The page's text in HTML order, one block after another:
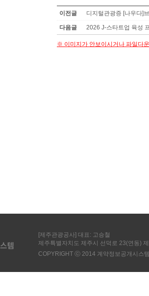
이전글 디지털관광증 [나우다]
다음글 2026 J-스타트업 육성
※ 이미지가 안보이시거나 파일다
[제주관광공사] 대표: 고승철
제주특별자치도 제주시 선덕로 23(연동)
COPYRIGHT ⓒ 2014 계약정보공개시스